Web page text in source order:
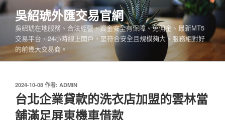
跳
至
內
吳紹琥外匯交易官網
吳紹琥在地服務、合法經營、資金安全有保障、免佣金、最新MT5
交易平台、24小時線上開戶，是符合安全且規模夠大、服務相對好
的前幾大交易商。
發
佈
於
2024-10-08 作者: ADMIN
台北企業貸款的洗衣店加盟的雲林當
舖滿足屏東機車借款